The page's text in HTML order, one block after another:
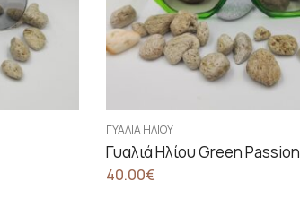
ΓΥΑΛΙΆ ΗΛΊΟΥ
Γυαλιά Ηλίου Green Passion
40.00€